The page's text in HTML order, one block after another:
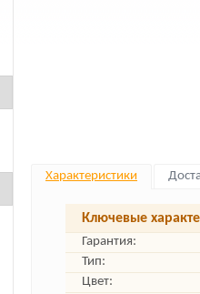
Характеристики
Ключевые
Гарантия:
Тип:
Цвет: